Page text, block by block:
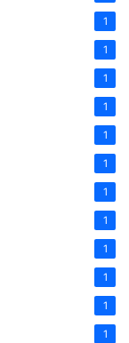
1
1
1
1
1
1
1
1
1
1
1
1